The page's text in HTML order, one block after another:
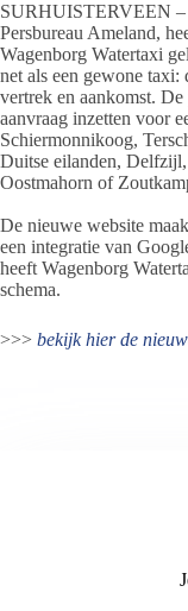
SURHUISTERVEEN –
Persbureau Ameland,
Wagenborg Watertaxi
net als een gewone taxi:
vertrek en aankomst.
aanvraag inzetten voor
Schiermonnikoog,
Duitse eilanden,
Oostmahorn of
De nieuwe website
een integratie van
heeft Wagenborg
schema.
>>> bekijk hier de